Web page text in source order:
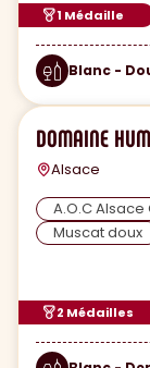
1 Médaille
Blanc -
DOMAINE
Alsace
A.O.C
Muscat doux
2 Médailles